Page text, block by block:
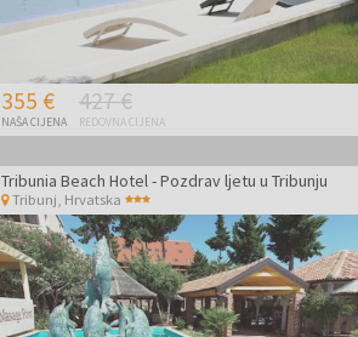
355 €
NAŠA CIJENA
427 €
REDOVNA CIJENA
Tribunia Beach Hotel - Pozdrav ljetu u Tribunju
Tribunj Hrvatska